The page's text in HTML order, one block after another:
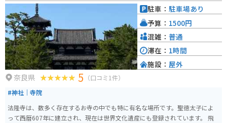
奈良県 5 （口コミ1件）
#神社｜寺院
法隆寺は、数多く存在するお寺の中でも特に有名な場所です。聖徳太子によ
って西暦607年に建立され、現在は世界文化遺産にも登録されています。 飛
駐車： 駐車場あり
予算： 1500円
混雑： 普通
滞在： 1時間
施設： 屋外